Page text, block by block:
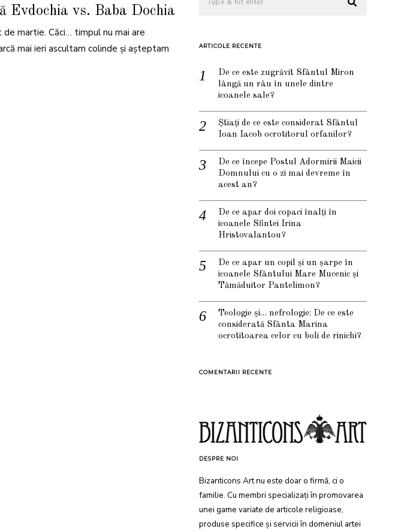
Evdochia vs. Baba Dochia
de martie. Căci… timpul nu mai are
mai ieri ascultam colinde și așteptam
ARTICOLE RECENTE
De ce este zugrăvit Sfântul Miron
lângă un râu în unele dintre
icoanele sale?
Știați de ce este considerat Sfântul
Ioan Iacob ocrotitorul orfanilor?
De ce începe Postul Adormirii Maicii
Domnului cu o zi mai devreme în
acest an?
De ce apar doi copaci înalți în
icoanele Sfintei Irina
Hristovalantou?
De ce apar un copil și un șarpe în
icoanele Sfântului Mare Mucenic și
Tămăduitor Pantelimon?
Teologie și… nefrologie: De ce este
considerată Sfânta Marina
ocrotitoarea celor cu boli de rinichi?
COMENTARII RECENTE
DESPRE NOI
Bizanticons Art nu este doar o firmă, ci o
familie. Cu membri specializați în promovarea
unei game variate de articole religioase,
produse specifice și servicii în domeniul artei